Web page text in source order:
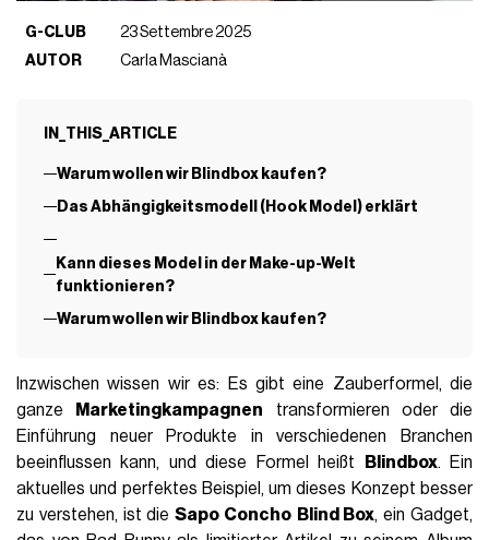
G-CLUB
23 Settembre 2025
AUTOR
Carla Mascianà
IN_THIS_ARTICLE
Warum wollen wir Blindbox kaufen?
Das Abhängigkeitsmodell (Hook Model) erklärt
Kann dieses Model in der Make-up-Welt
funktionieren?
Warum wollen wir Blindbox kaufen?
Inzwischen wissen wir es: Es gibt eine Zauberformel, die
ganze
Marketingkampagnen transformieren oder die
Einführung neuer Produkte in verschiedenen Branchen
beeinflussen kann, und diese Formel heißt
Blindbox. Ein
aktuelles und perfektes Beispiel, um dieses Konzept besser
zu verstehen, ist dieSapo Concho Blind Box, ein Gadget,